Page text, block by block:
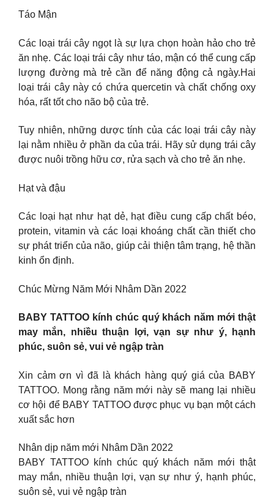
Táo Mận
Các loại trái cây ngọt là sự lựa chọn hoàn hảo cho trẻ
ăn nhẹ. Các loại trái cây như táo, mận có thể cung cấp
lượng đường mà trẻ cần để năng động cả ngày.Hai
loại trái cây này có chứa quercetin và chất chống oxy
hóa, rất tốt cho não bộ của trẻ.
Tuy nhiên, những dược tính của các loại trái cây này
lại nằm nhiều ở phần da của trái. Hãy sử dụng trái cây
được nuôi trồng hữu cơ, rửa sạch và cho trẻ ăn nhẹ.
Hạt và đậu
Các loại hạt như hạt dẻ, hạt điều cung cấp chất béo,
protein, vitamin và các loại khoáng chất cần thiết cho
sự phát triển của não, giúp cải thiện tâm trạng, hệ thần
kinh ổn định.
Chúc Mừng Năm Mới Nhâm Dần 2022
BABY TATTOO kính chúc quý khách năm mới thật
may mắn, nhiều thuận lợi, vạn sự như ý, hạnh
phúc, suôn sẻ, vui vẻ ngập tràn
Xin cảm ơn vì đã là khách hàng quý giá của BABY
TATTOO. Mong rằng năm mới này sẽ mang lại nhiều
cơ hội để BABY TATTOO được phục vụ bạn một cách
xuất sắc hơn
Nhân dịp năm mới Nhâm Dần 2022
BABY TATTOO kính chúc quý khách năm mới thật
may mắn, nhiều thuận lợi, vạn sự như ý, hạnh phúc,
suôn sẻ, vui vẻ ngập tràn